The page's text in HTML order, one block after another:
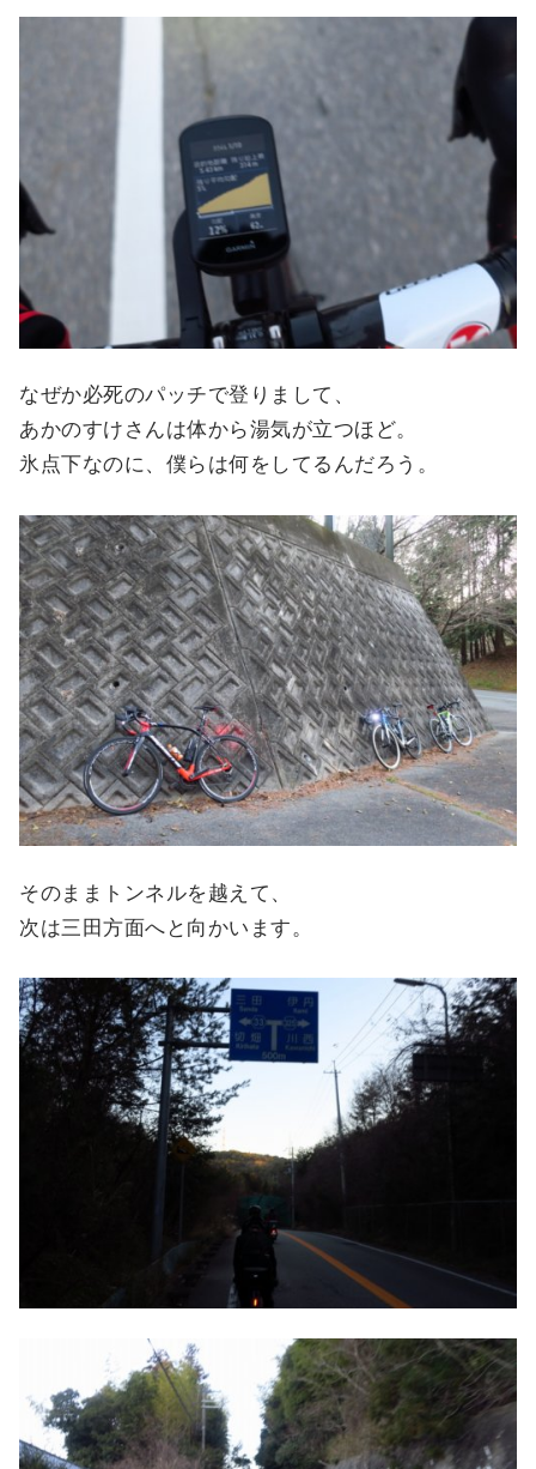
なぜか必死のパッチで登りまして、
あかのすけさんは体から湯気が立つほど。
氷点下なのに、僕らは何をしてるんだろう。
そのままトンネルを越えて、
次は三田方面へと向かいます。